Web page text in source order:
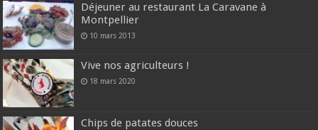
Déjeuner au restaurant La Caravane à
Montpellier
10 mars 2013
Vive nos agriculteurs !
18 mars 2020
Chips de patates douces